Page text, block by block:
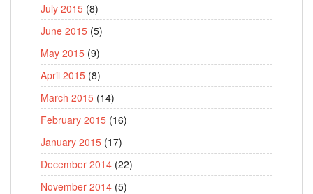
July 2015 (8)
June 2015 (5)
May 2015 (9)
April 2015 (8)
March 2015 (14)
February 2015 (16)
January 2015 (17)
December 2014 (22)
November 2014 (5)